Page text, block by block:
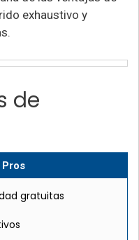
exhaustivo y
de
Pros
gratuitas